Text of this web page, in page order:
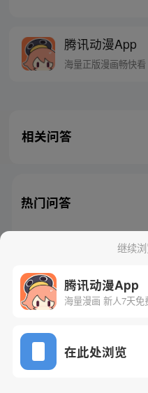
腾讯动漫App
海量正版漫画畅快看
相关问答
热门问答
继续
腾讯动漫App
海量漫画 新人7天免
在此处浏览
腾讯漫画
网站备案/许可证